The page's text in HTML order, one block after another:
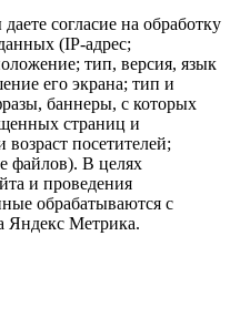
согласие на обработку
(IP-адрес;
тип, версия, язык
его экрана; тип и
баннеры, с которых
страниц и
посетителей;
файлов). В целях
и проведения
обрабатываются с
Яндекс Метрика.